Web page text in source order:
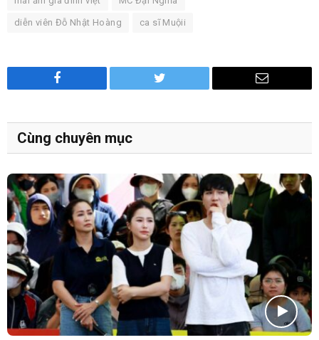
diễn viên Đỗ Nhật Hoàng ca sĩ Muộii
Facebook Twitter Email
Cùng chuyên mục